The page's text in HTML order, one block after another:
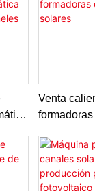
Venta